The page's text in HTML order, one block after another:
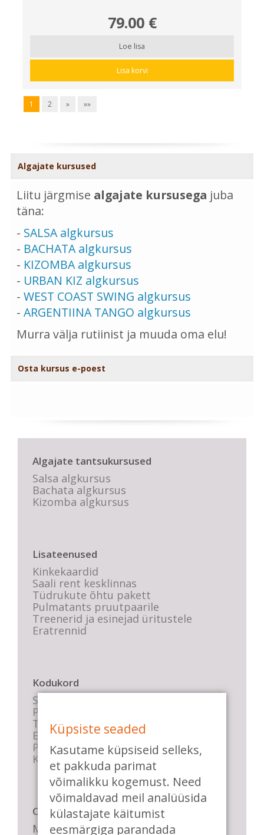
79.00 €
Loe lisa
Lisa korvi
1 2 » »»
Algajate kursused
Liitu järgmise algajate kursusega juba
täna:
- SALSA algkursus
- BACHATA algkursus
- KIZOMBA algkursus
- URBAN KIZ algkursus
- WEST COAST SWING algkursus
- ARGENTIINA TANGO algkursus
Murra välja rutiinist ja muuda oma elu!
Osta kursus e-poest
Algajate tantsukursused
Salsa algkursus
Bachata algkursus
Kizomba algkursus
Lisateenused
Kinkekaardid
Saali rent kesklinnas
Tüdrukute õhtu pakett
Pulmatants pruutpaarile
Treenerid ja esinejad üritustele
Eratrennid
Kodukord
Stuudio sisekord
Privaatsustingimused
Tasemete kirjeldused
E-poe tingimused
Parkimise info
KKK
Casa de Baile
Me pühendume lõbusale olemisele,
Küpsiste seaded
Kasutame küpsiseid selleks,
et pakkuda parimat
võimalikku kogemust. Need
võimaldavad meil analüüsida
külastajate käitumist
eesmärgiga parandada